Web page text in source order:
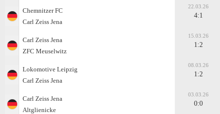
Chemnitzer FC
Carl Zeiss Jena
22.03.26
4:1
Carl Zeiss Jena
ZFC Meuselwitz
15.03.26
1:2
Lokomotive Leipzig
Carl Zeiss Jena
08.03.26
1:2
Carl Zeiss Jena
Altglienicke
03.03.26
0:0